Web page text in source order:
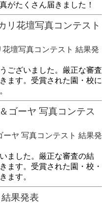
がたくさん届きました！
リ花壇写真コンテスト
ございました。厳正な審査
ます。受賞された園・校に
ゴーヤ 写真コンテス
ました。厳正な審査の結
ます。受賞された園・校・
ます。
果発表